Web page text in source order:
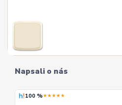
Napsali o nás
100 %★★★★★